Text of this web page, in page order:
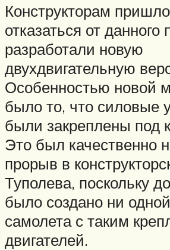
Конструкторам
отказаться от данного
разработали новую
двухдвигательную
Особенностью новой
было то, что силовые
были закреплены под
Это был качественно
прорыв в
Туполева, поскольку
было создано ни
самолета с таким
двигателей.